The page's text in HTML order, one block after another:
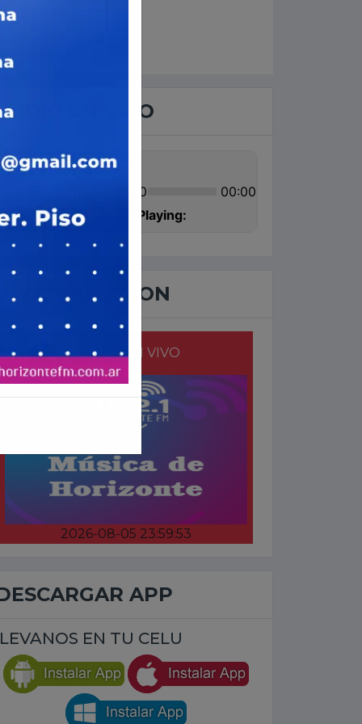
EN VIVO
AHORA EN VIVO
2026-08-05 23:59:53
APP
EN TU CELU